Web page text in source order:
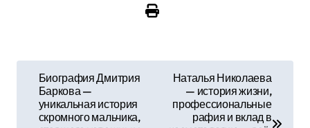
Биография Дмитрия
Баркова —
уникальная история
скромного мальчика,
Наталья Николаева
— история жизни,
профессиональные
рафия и вклад в